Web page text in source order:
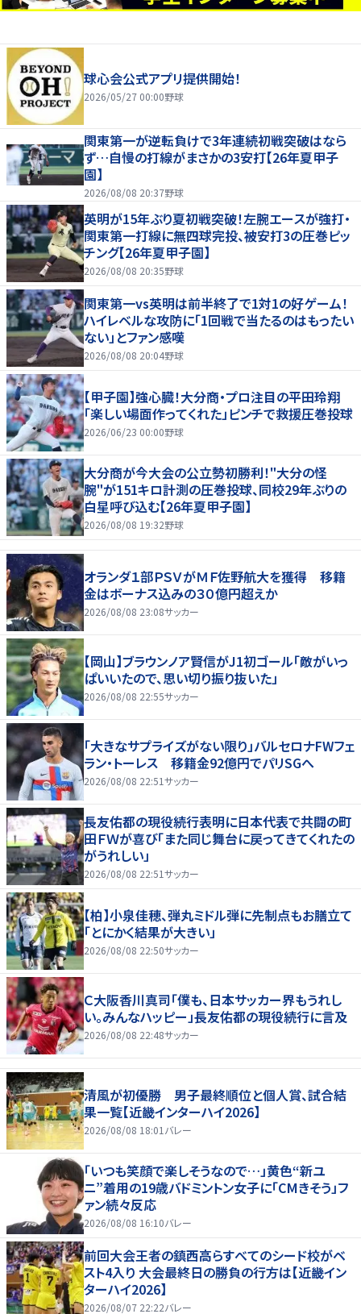
球心会公式アプリ提供開始！
2026/05/27 00:00野球
関東第一が逆転負けで3年連続初戦突破はなら
ず…自慢の打線がまさかの3安打【26年夏甲子
園】
2026/08/08 20:37野球
英明が15年ぶり夏初戦突破！左腕エースが強打・
関東第一打線に無四球完投、被安打3の圧巻ピッ
チング【26年夏甲子園】
2026/08/08 20:35野球
関東第一vs英明は前半終了で1対1の好ゲーム！
ハイレベルな攻防に「1回戦で当たるのはもったい
ない」とファン感嘆
2026/08/08 20:04野球
【甲子園】強心臓！大分商・プロ注目の平田玲翔
「楽しい場面作ってくれた」ピンチで救援圧巻投球
2026/06/23 00:00野球
大分商が今大会の公立勢初勝利！"大分の怪
腕"が151キロ計測の圧巻投球、同校29年ぶりの
白星呼び込む【26年夏甲子園】
2026/08/08 19:32野球
オランダ１部ＰＳＶがＭＦ佐野航大を獲得 移籍
金はボーナス込みの３０億円超えか
2026/08/08 23:08サッカー
【岡山】ブラウンノア賢信がJ1初ゴール「敵がいっ
ぱいいたので、思い切り振り抜いた」
2026/08/08 22:55サッカー
「大きなサプライズがない限り」バルセロナFWフェ
ラン・トーレス 移籍金92億円でパリSGへ
2026/08/08 22:51サッカー
長友佑都の現役続行表明に日本代表で共闘の町
田ＦＷが喜び「また同じ舞台に戻ってきてくれたの
がうれしい」
2026/08/08 22:51サッカー
【柏】小泉佳穂、弾丸ミドル弾に先制点もお膳立て
「とにかく結果が大きい」
2026/08/08 22:50サッカー
Ｃ大阪香川真司「僕も、日本サッカー界もうれし
い。みんなハッピー」長友佑都の現役続行に言及
2026/08/08 22:48サッカー
清風が初優勝 男子最終順位と個人賞、試合結
果一覧【近畿インターハイ2026】
2026/08/08 18:01 バレー
「いつも笑顔で楽しそうなので…」黄色“新ユ
ニ”着用の19歳バドミントン女子に「CMきそう」フ
ァン続々反応
2026/08/08 16:10バレー
前回大会王者の鎮西高らすべてのシード校がベ
スト4入り 大会最終日の勝負の行方は【近畿イン
ターハイ2026】
2026/08/07 22:22バレー